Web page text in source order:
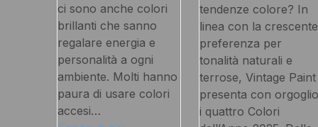
ci sono anche colori
brillanti che sanno
regalare energia e
personalità a ogni
ambiente. Molti hanno
paura di usare colori
accesi…
tendenze colore? In
linea con la crescente
preferenza per
tonalità naturali e
terrose, Vintage Paint
presenta con orgoglio
i quattro Colori